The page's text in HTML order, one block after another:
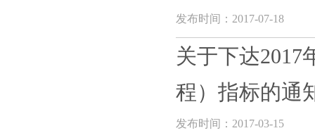
发布时间：2017-07-18
关于下达2017
程）指标的通
发布时间：2017-03-15